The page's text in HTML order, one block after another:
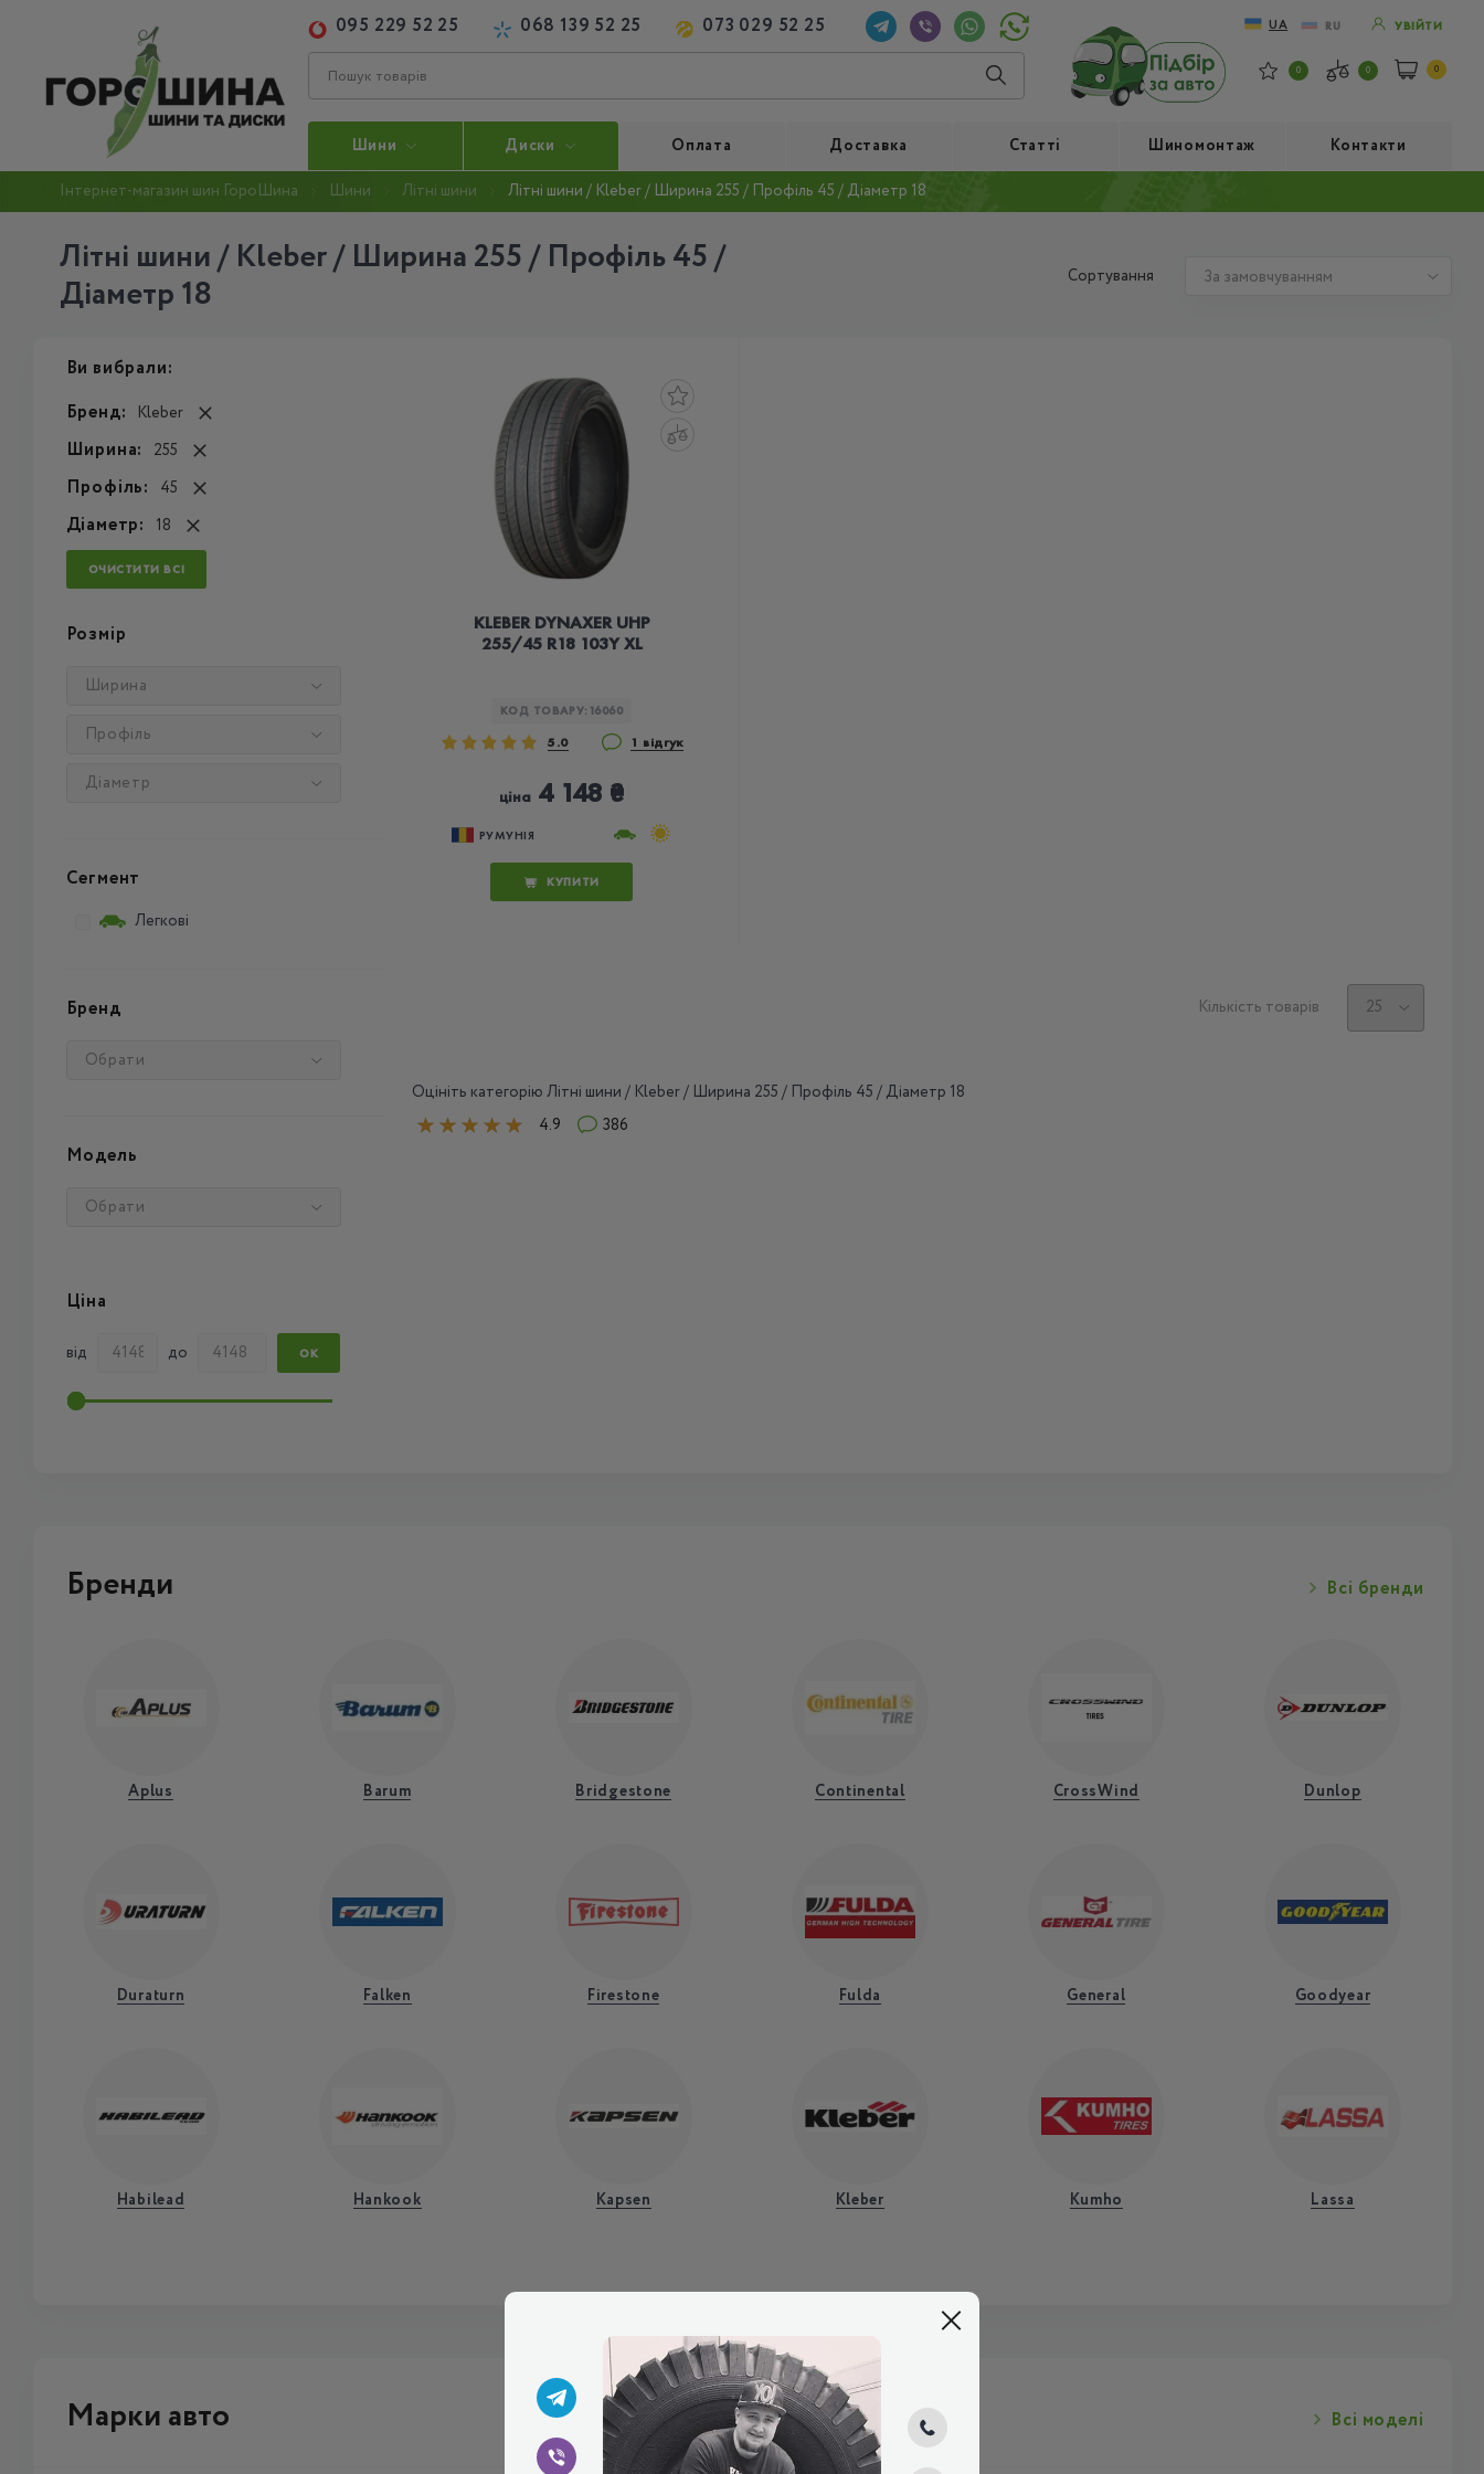
095 229 52 25 068 139 52 25 073 029 52 25 UA RU УВІЙТИ
0 0 0
Шини Диски Оплата Доставка Статті Шиномонтаж Контакти
Інтернет-магазин шин ГороШина Шини Літні шини Літні шини / Kleber / Ширина 255 / Профіль 45 / Діаметр 18
Літні шини / Kleber / Ширина 255 / Профіль 45 /
Діаметр 18
Сортування
Ви вибрали:
Бренд:
Kleber
Ширина: 255
Профіль: 45
Діаметр: 18
ОЧИСТИТИ ВСІ
Розмір
Ширина
Профіль
Діаметр
Сегмент
Легкові
Бренд
Обрати
Модель
Обрати
Ціна
від до ОК
KLEBER DYNAXER UHP
255/45 R18 103Y XL
КОД ТОВАРУ: 16060
5.0 1 відгук
ціна 4 148 ₴
РУМУНІЯ
КУПИТИ
Кількість товарів
Оцініть категорію Літні шини / Kleber / Ширина 255 / Профіль 45 / Діаметр 18
4.9
386
Бренди Всі бренди
Aplus Barum Bridgestone Continental CrossWind Dunlop
Duraturn Falken Firestone Fulda General Goodyear
Habilead Hankook Kapsen Kleber Kumho Lassa
Марки авто Всі моделі